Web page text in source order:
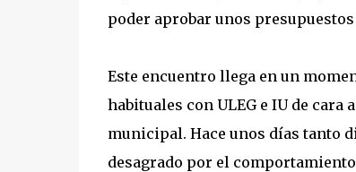
poder aprobar unos
Este encuentro llega en un
habituales con ULEG e IU de
municipal. Hace unos días tanto
desagrado por el comportamiento